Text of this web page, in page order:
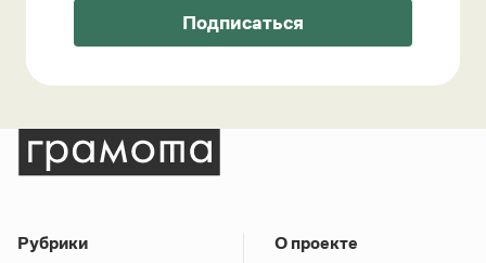
Подписаться
Рубрики О проекте